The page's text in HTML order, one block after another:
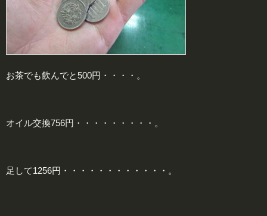
お茶でも飲んでと500円・・・・。
オイル交換756円・・・・・・・・・。
足して1256円・・・・・・・・・・・・。